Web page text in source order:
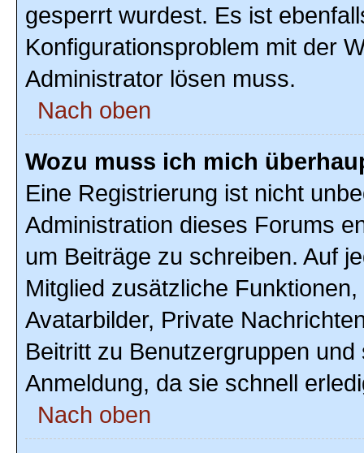
gesperrt wurdest. Es ist
Konfigurationsproblem mit der
Administrator lösen muss.
Nach oben
Wozu muss ich mich
Eine Registrierung ist nicht
Administration dieses Forums
um Beiträge zu schreiben. Auf
Mitglied zusätzliche
Avatarbilder, Private
Beitritt zu Benutzergruppen
Anmeldung, da sie schnell
Nach oben